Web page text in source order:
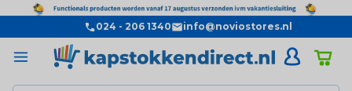
024 - 206 1340 info@noviostores.nl